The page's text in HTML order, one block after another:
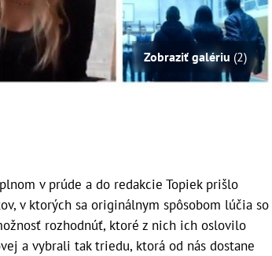
Zobraziť galériu (2)
v prúde a do redakcie Topiek prišlo
v ktorých sa originálnym spôsobom lúčia so
rozhodnúť, ktoré z nich ich oslovilo
a vybrali tak triedu, ktorá od nás dostane